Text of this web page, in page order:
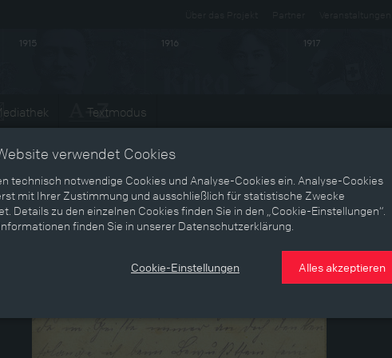
1915 1916 1917
Textmodus
verwendet Cookies
technisch notwendige Cookies und Analyse-Cookies ein. Analyse-Cookies
mit Ihrer Zustimmung und ausschließlich für statistische Zwecke
Details zu den einzelnen Cookies finden Sie in den „Cookie-Einstellungen“.
finden Sie in unserer Datenschutzerklärung.
Cookie-Einstellungen Alles akzeptieren